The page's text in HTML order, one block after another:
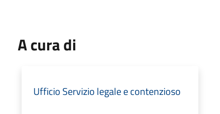
A cura di
Ufficio Servizio legale e contenzioso